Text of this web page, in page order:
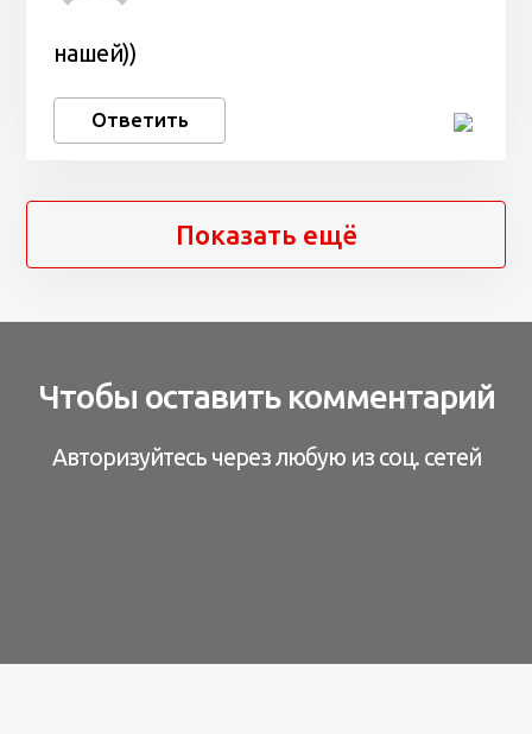
нашей))
Ответить
Показать ещё
Чтобы оставить комментарий
Авторизуйтесь через любую из соц. сетей